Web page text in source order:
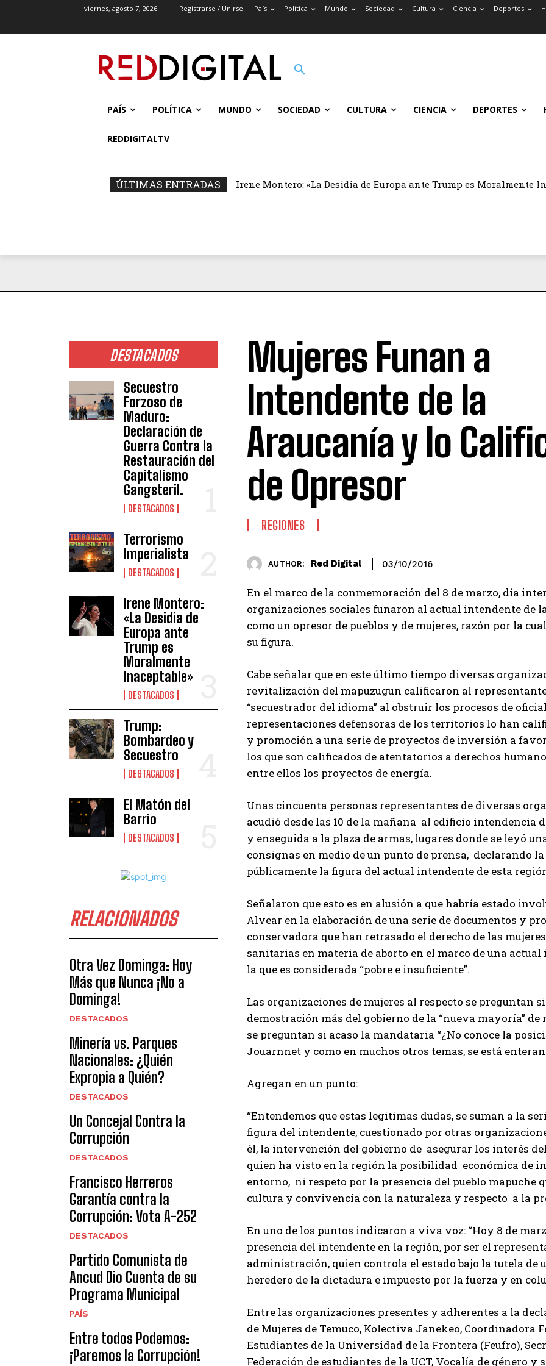
viernes, agosto 7, 2026 Registrarse / Unirse País Política Mundo Sociedad Cultura Ciencia Deportes
PAÍS POLÍTICA MUNDO SOCIEDAD CULTURA CIENCIA DEPORTES
REDDIGITALTV
ÚLTIMAS ENTRADAS Irene Montero: «La Desidia de Europa ante Trump es Moralmente
DESTACADOS
Secuestro
Forzoso de
Maduro:
Declaración de
Guerra Contra la
Restauración del
Capitalismo
Gangsteril.
DESTACADOS
Terrorismo
Imperialista
DESTACADOS
Irene Montero:
«La Desidia de
Europa ante
Trump es
Moralmente
Inaceptable»
DESTACADOS
Trump:
Bombardeo y
Secuestro
DESTACADOS
El Matón del
Barrio
DESTACADOS
RELACIONADOS
Otra Vez Dominga: Hoy
Más que Nunca ¡No a
Dominga!
DESTACADOS
Minería vs. Parques
Nacionales: ¿Quién
Expropia a Quién?
DESTACADOS
Un Concejal Contra la
Corrupción
DESTACADOS
Francisco Herreros
Garantía contra la
Corrupción: Vota A-252
DESTACADOS
Partido Comunista de
Ancud Dio Cuenta de su
Programa Municipal
PAÍS
Entre todos Podemos:
¡Paremos la Corrupción!
Mujeres Funan a
Intendente de la
Araucanía y lo
de Opresor
REGIONES
AUTHOR: Red Digital 03/10/2016
En el marco de la conmemoración del 8 de marzo, día
organizaciones sociales funaron al actual intendente de
como un opresor de pueblos y de mujeres, razón por la
su figura.
Cabe señalar que en este último tiempo diversas
revitalización del mapuzugun calificaron al
“secuestrador del idioma” al obstruir los procesos de
representaciones defensoras de los territorios lo han
y promoción a una serie de proyectos de inversión a
los que son calificados de atentatorios a derechos
entre ellos los proyectos de energía.
Unas cincuenta personas representantes de diversas
acudió desde las 10 de la mañana al edificio intendencia
y enseguida a la plaza de armas, lugares donde se leyó
consignas en medio de un punto de prensa, declarando
públicamente la figura del actual intendente de esta
Señalaron que esto es en alusión a que habría estado
Alvear en la elaboración de una serie de documentos y
conservadora que han retrasado el derecho de las
sanitarias en materia de aborto en el marco de una
la que es considerada “pobre e insuficiente”.
Las organizaciones de mujeres al respecto se preguntan
demostración más del gobierno de la “nueva mayoría”
se preguntan si acaso la mandataria “¿No conoce la
Jouarnnet y como en muchos otros temas, se está
Agregan en un punto:
“Entendemos que estas legitimas dudas, se suman a la
figura del intendente, cuestionado por otras
él, la intervención del gobierno de asegurar los interés
quien ha visto en la región la posibilidad económica de
entorno, ni respeto por la presencia del pueblo mapuche
cultura y convivencia con la naturaleza y respecto a la
En uno de los puntos indicaron a viva voz: “Hoy 8 de
presencia del intendente en la región, por ser el
administración, quien controla el estado bajo la tutela de
heredero de la dictadura e impuesto por la fuerza y en
Entre las organizaciones presentes y adherentes a la
de Mujeres de Temuco, Kolectiva Janekeo, Coordinadora
Estudiantes de la Universidad de la Frontera (Feufro),
Federación de estudiantes de la UCT, Vocalía de género y